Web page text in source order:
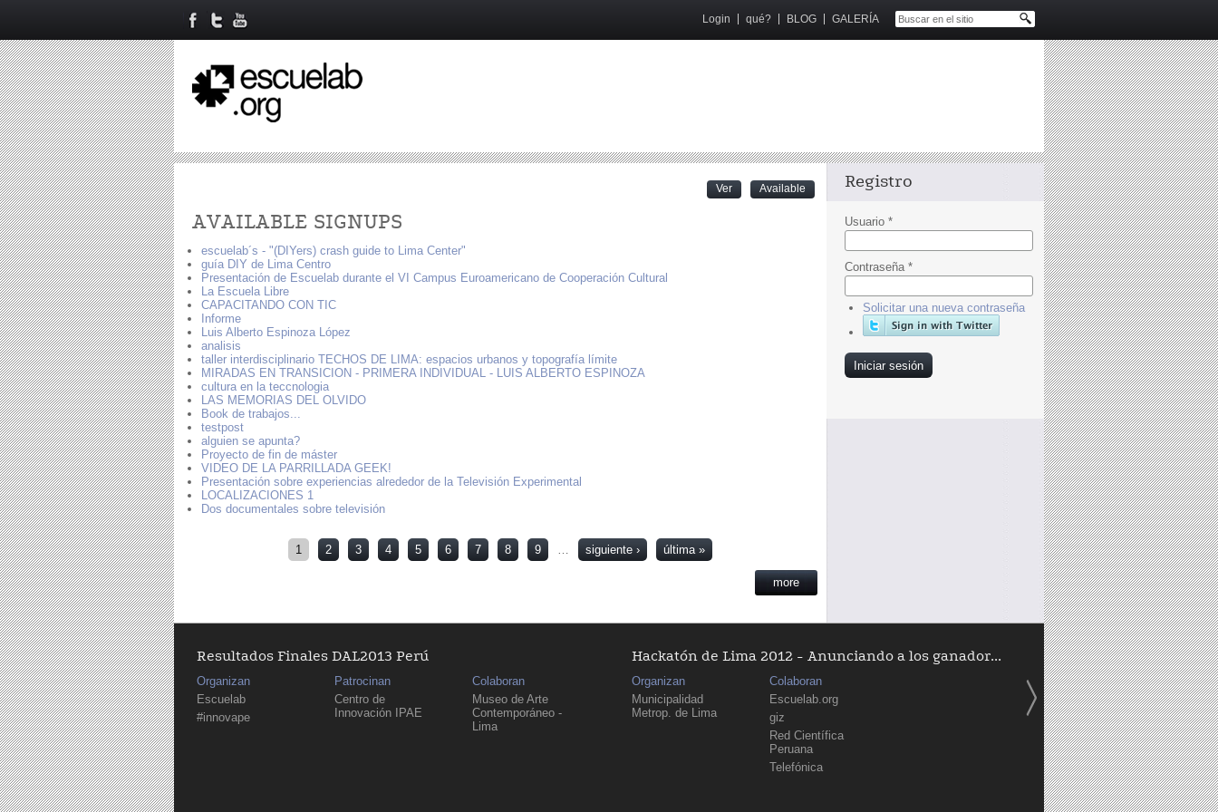
Login qué? BLOG GALERÍA
Ver Available (active
AVAILABLE SIGNUPS
escuelab´s - "(DIYers) crash guide to Lima Center"
guía DIY de Lima Centro
Presentación de Escuelab durante el VI Campus Euroamericano de Cooperación Cultural
La Escuela Libre
CAPACITANDO CON TIC
Informe
Luis Alberto Espinoza López
analisis
taller interdisciplinario TECHOS DE LIMA: espacios urbanos y topografía límite
MIRADAS EN TRANSICION - PRIMERA INDIVIDUAL - LUIS ALBERTO ESPINOZA
cultura en la teccnologia
LAS MEMORIAS DEL OLVIDO
Book de trabajos...
testpost
alguien se apunta?
Proyecto de fin de máster
VIDEO DE LA PARRILLADA GEEK!
Presentación sobre experiencias alrededor de la Televisión Experimental
LOCALIZACIONES 1
Dos documentales sobre televisión
1 2 3 4 5 6 7 8 9 … siguiente › última »
more
Registro
Usuario *
Contraseña *
Solicitar una nueva contraseña
Resultados Finales DAL2013 Perú
Organizan
Escuelab
#innovape
Patrocinan
Centro de
Innovación IPAE
Colaboran
Museo de Arte
Contemporáneo -
Lima
Hackatón de Lima 2012 - Anunciando a los ganador...
Organizan
Municipalidad
Metrop. de Lima
Colaboran
Escuelab.org
giz
Red Científica
Peruana
Telefónica